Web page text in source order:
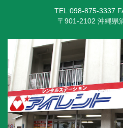
TEL:098-875-3337
〒901-2102 沖縄県